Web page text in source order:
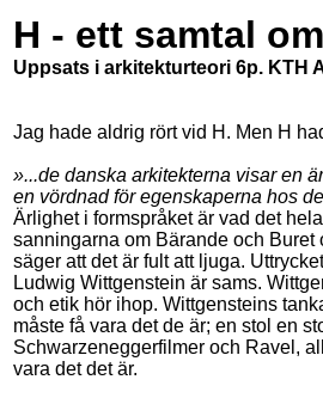
H - ett samtal
Uppsats i arkitekturteori 6p. KTH
Jag hade aldrig rört vid H. Men H
»...de danska arkitekterna visar en
en vördnad för egenskaperna hos
Ärlighet i formspråket är vad det
sanningarna om Bärande och Buret
säger att det är fult att ljuga.
Ludwig Wittgenstein är sams.
och etik hör ihop. Wittgensteins
måste få vara det de är; en stol en
Schwarzeneggerfilmer och Ravel,
vara det det är.